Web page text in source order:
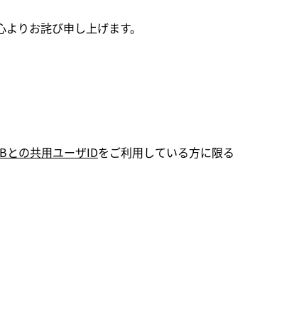
りお詫び申し上げます。
との共用ユーザIDをご利用している方に限る